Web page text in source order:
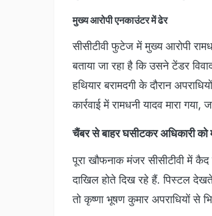
मुख्य आरोपी एनकाउंटर में ढेर
सीसीटीवी फुटेज में मुख्य आरोपी
बताया जा रहा है कि उसने टेंडर
हथियार बरामदगी के दौरान
कार्रवाई में रामधनी यादव मारा
चैंबर से बाहर घसीटकर अधिकारी को
पूरा खौफनाक मंजर सीसीटीवी में
दाखिल होते दिख रहे हैं. पिस्टल
तो कृष्णा भूषण कुमार अपराधियों से